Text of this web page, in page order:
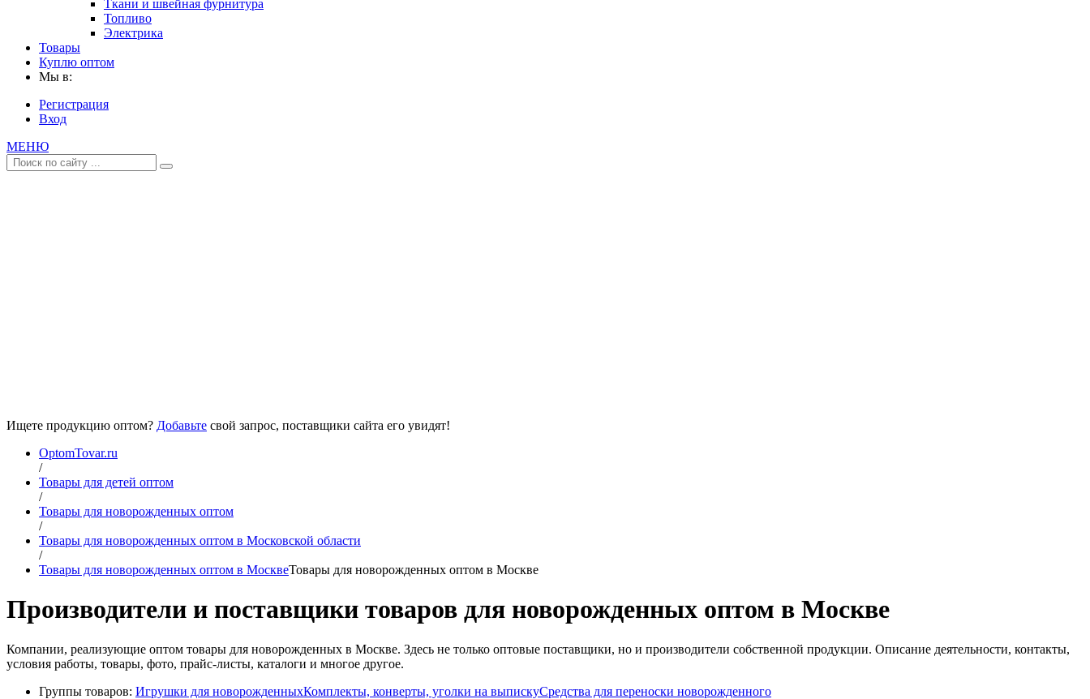
Ткани и швейная фурнитура
Топливо
Электрика
Товары
Куплю оптом
Мы в:
Регистрация
Вход
МЕНЮ
Ищете продукцию оптом? Добавьте свой запрос, поставщики сайта его увидят!
OptomTovar.ru
/
Товары для детей оптом
/
Товары для новорожденных оптом
/
Товары для новорожденных оптом в Московской области
/
Товары для новорожденных оптом в МосквеТовары для новорожденных оптом в Москве
Производители и поставщики товаров для новорожденных оптом в Москве
Компании, реализующие оптом товары для новорожденных в Москве. Здесь не только оптовые поставщики, но и производители собственной продукции. Описание деятельности, контакты,
условия работы, товары, фото, прайс-листы, каталоги и многое другое.
Группы товаров: Игрушки для новорожденныхКомплекты, конверты, уголки на выпискуСредства для переноски новорожденного